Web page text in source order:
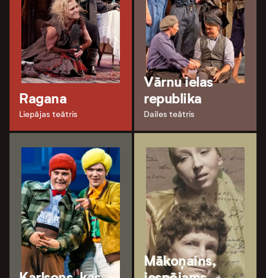
Ragana
Liepājas teātris
Vārnu ielas
republika
Dailes teātris
Mākoņains,